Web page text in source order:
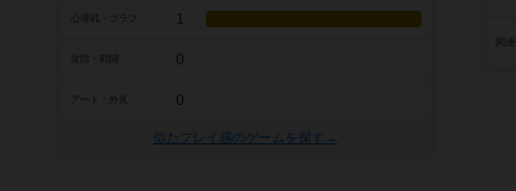
1
0
アート・外見 0
似たプレイ感のゲームを探す→